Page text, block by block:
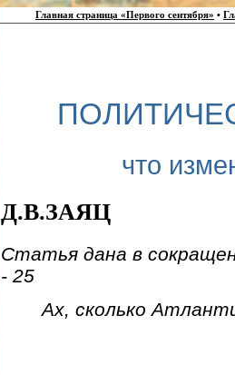
Главная страница «Первого сентября» •
что
Д.В.ЗАЯЦ
Статья дана в
- 25
Ах, сколько